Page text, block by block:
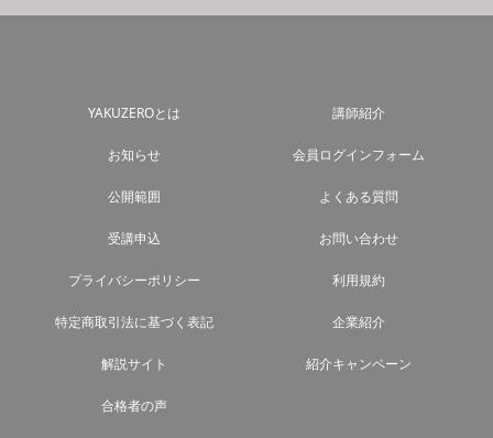
YAKUZEROとは 講師紹介
お知らせ 会員ログインフォーム
公開範囲 よくある質問
受講申込 お問い合わせ
プライバシーポリシー 利用規約
特定商取引法に基づく表記 企業紹介
解説サイト 紹介キャンペーン
合格者の声